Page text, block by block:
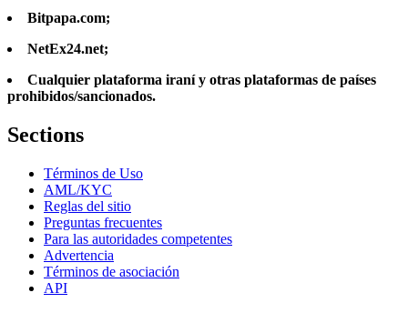
Bitpapa.com;
NetEx24.net;
Cualquier plataforma iraní y otras plataformas de países
prohibidos/sancionados.
Sections
Términos de Uso
AML/KYC
Reglas del sitio
Preguntas frecuentes
Para las autoridades competentes
Advertencia
Términos de asociación
API